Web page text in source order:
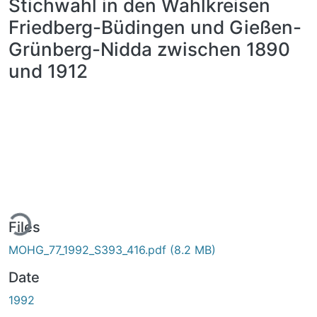
Stichwahl in den Wahlkreisen
Friedberg-Büdingen und Gießen-
Grünberg-Nidda zwischen 1890
und 1912
Files
MOHG_77_1992_S393_416.pdf (8.2 MB)
Date
1992